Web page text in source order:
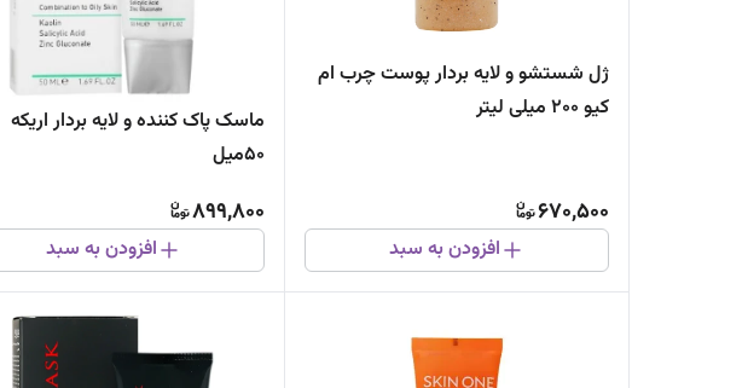
ژل شستشو و لایه بردار پوست چرب ام
کیو 200 میلی لیتر
670,500
افزودن به سبد
ماسک پاک کننده و لایه بردار اریکه
50میل
899,800
افزودن به سبد